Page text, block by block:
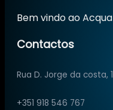
Bem vindo ao
Contactos
Rua D. Jorge da costa,
+351 918 546 767